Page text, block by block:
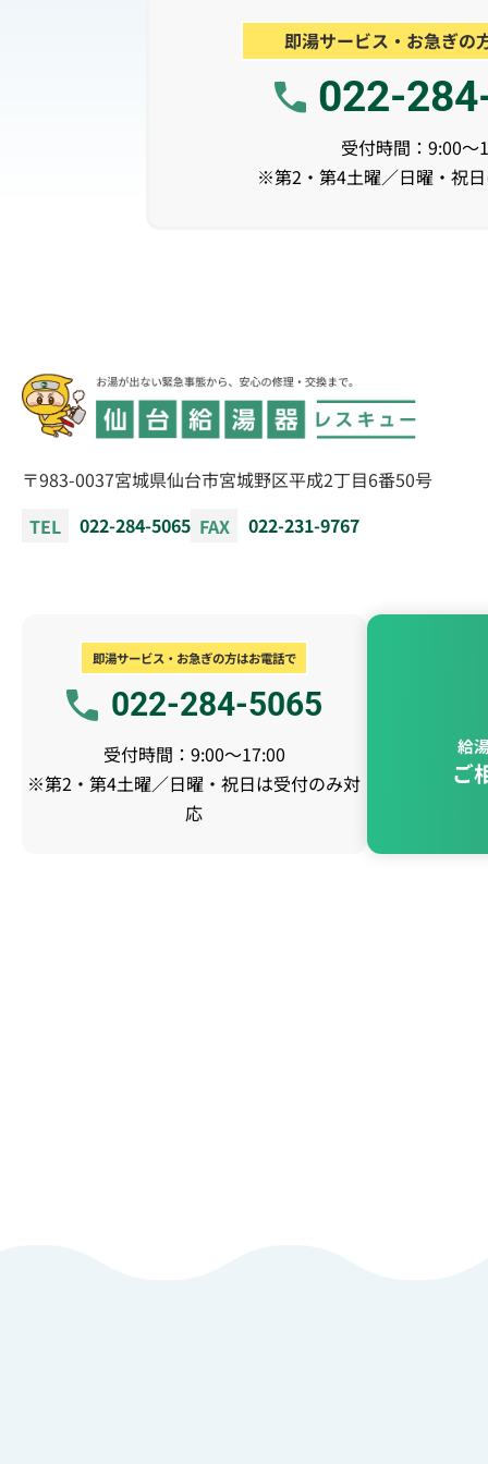
即湯サービス・お急ぎの
022-
受付時間：9:00～
※第2・第4土曜／日曜・祝
〒983-0037宮城県仙台市宮城野区平成2丁目6番50号
TEL
022-284-5065 FAX 022-231-9767
即湯サービス・お急ぎの方はお電話で
022-284-5065
受付時間：9:00～17:00
※第2・第4土曜／日曜・祝日は受付のみ対
応
給
ご